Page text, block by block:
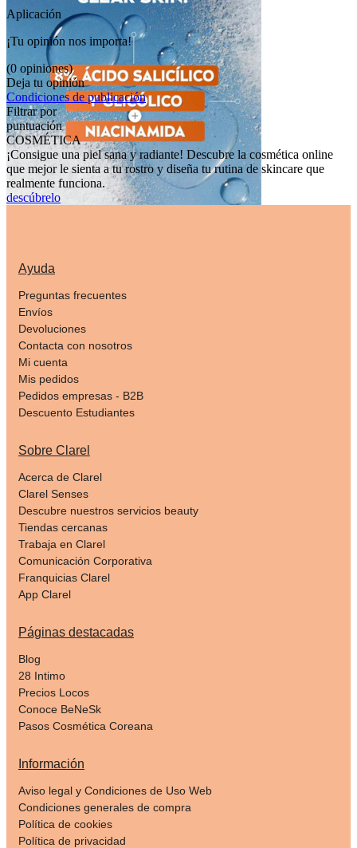
Aplicación
¡Tu opinión nos importa!
(0 opiniones)
Deja tu opinión
Condiciones de publicación
Filtrar por
puntuación
COSMÉTICA
¡Consigue una piel sana y radiante! Descubre la cosmética online
que mejor le sienta a tu rostro y diseña tu rutina de skincare que
realmente funciona.
descúbrelo
Ayuda
Preguntas frecuentes
Envíos
Devoluciones
Contacta con nosotros
Mi cuenta
Mis pedidos
Pedidos empresas - B2B
Descuento Estudiantes
Sobre Clarel
Acerca de Clarel
Clarel Senses
Descubre nuestros servicios beauty
Tiendas cercanas
Trabaja en Clarel
Comunicación Corporativa
Franquicias Clarel
App Clarel
Páginas destacadas
Blog
28 Intimo
Precios Locos
Conoce BeNeSk
Pasos Cosmética Coreana
Información
Aviso legal y Condiciones de Uso Web
Condiciones generales de compra
Política de cookies
Política de privacidad